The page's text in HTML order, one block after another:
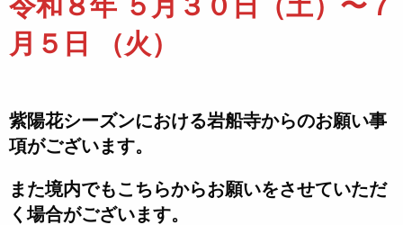
月５日 （火）
紫陽花シーズンにおける岩船寺からのお願い事
項がございます。
また境内でもこちらからお願いをさせていただ
く場合がございます。